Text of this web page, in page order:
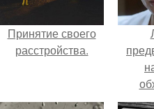
Принятие своего
расстройства.